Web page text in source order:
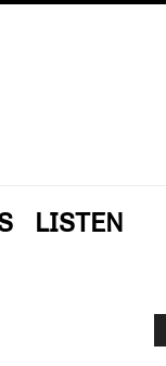
LISTEN